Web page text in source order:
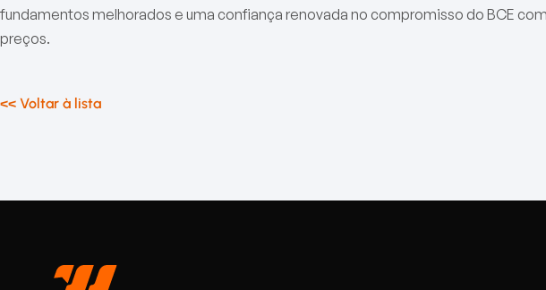
fundamentos melhorados e uma confiança renovada no compromisso do BCE
preços.
<< Voltar à lista